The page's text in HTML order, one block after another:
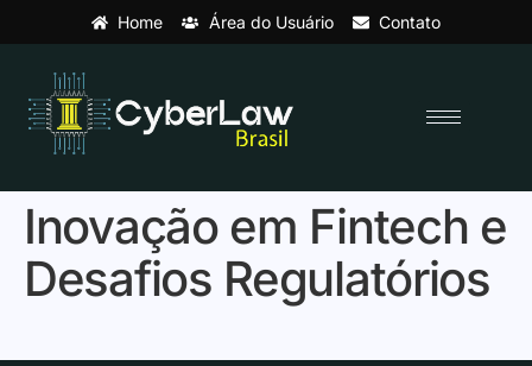
Home Área do Usuário Contato
Inovação em Fintech e
Desafios Regulatórios